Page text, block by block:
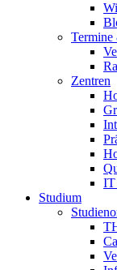
Termine
Zentren
IT
Studium